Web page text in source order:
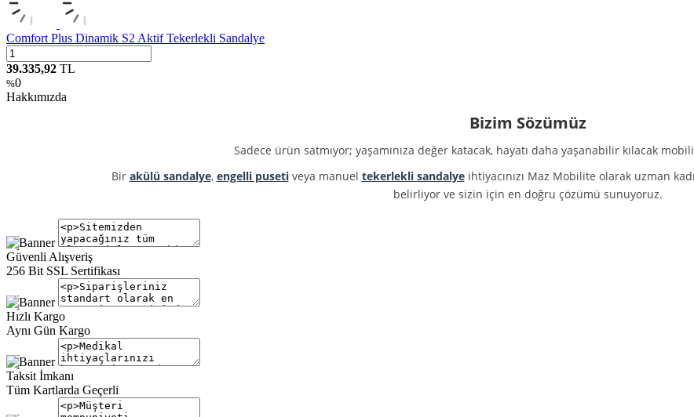
Comfort Plus Dinamik S2 Aktif Tekerlekli Sandalye
39.335,92 TL
%0
Hakkımızda
Bizim Sözümüz
Sadece ürün satmıyor; yaşamınıza değer katacak, hayatı daha yaşanabilir kılacak
Bir akülü sandalye, engelli pusetiveya manuel tekerlekli sandalyeihtiyacınızı Maz Mobilite olarak uzman
belirliyor ve sizin için en doğru çözümü sunuyoruz.
Güvenli Alışveriş
256 Bit SSL Sertifikası
Hızlı Kargo
Aynı Gün Kargo
Taksit İmkanı
Tüm Kartlarda Geçerli